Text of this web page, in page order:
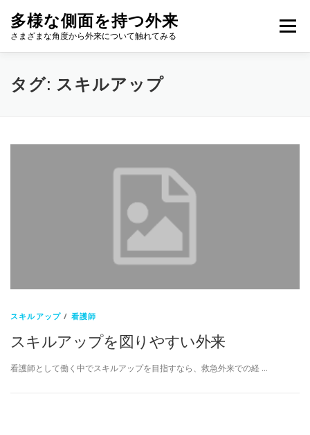
多様な側面を持つ外来
さまざまな角度から外来について触れてみる
メニュー
タグ: スキルアップ
スキルアップ / 看護師
スキルアップを図りやすい外来
看護師として働く中でスキルアップを目指すなら、救急外来での経 …